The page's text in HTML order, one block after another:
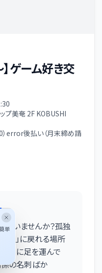
ゲーム好き交
プ美奄 2F KOBUSHI
error後払い（月末締め請
ていませんか？孤独
素」に戻れる場所
会」に足を運んで
の名刺ばか
単